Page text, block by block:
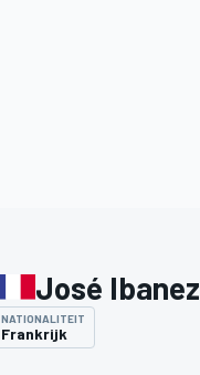
José Ibanez
NATIONALITEIT
Frankrijk